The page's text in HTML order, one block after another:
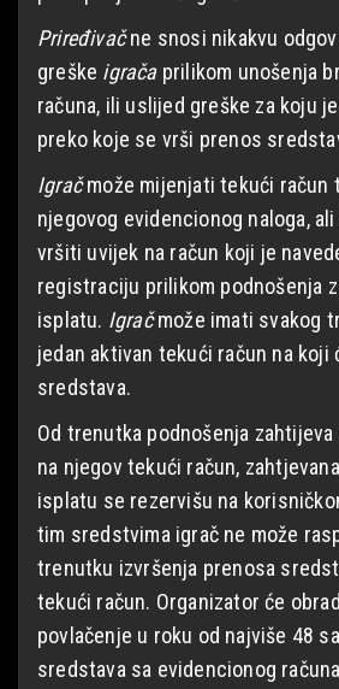
Priređivačne snosi nikakvu
greške igračaprilikom unošenja
računa, ili uslijed greške za koju
preko koje se vrši prenos
Igračmože mijenjati tekući račun
njegovog evidencionog naloga,
vršiti uvijek na račun koji je
registraciju prilikom podnošenja
isplatu. Igračmože imati svakog
jedan aktivan tekući račun na
sredstava.
Od trenutka podnošenja
na njegov tekući račun,
isplatu se rezervišu na
tim sredstvima igrač ne može
trenutku izvršenja prenosa
tekući račun. Organizator će
povlačenje u roku od najviše 48
sredstava sa evidencionog